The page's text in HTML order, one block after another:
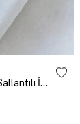
Altın Kaplama Damla Kristal Sallantılı İkili Yüzük Gold